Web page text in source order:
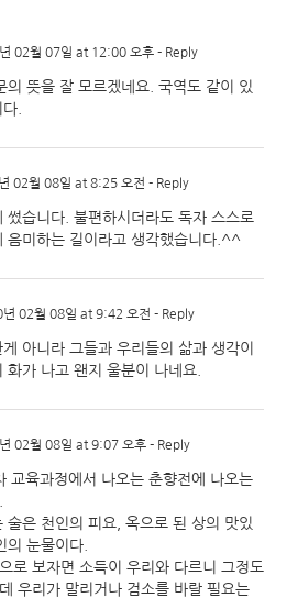
02월 07일 at 12:00 오후 - Reply
의 뜻을 잘 모르겠네요. 국역도 같이 있
.
02월 08일 at 8:25 오전 - Reply
썼습니다. 불편하시더라도 독자 스스로
음미하는 길이라고 생각했습니다.^^
년 02월 08일 at 9:42 오전 - Reply
아니라 그들과 우리들의 삶과 생각이
화가 나고 왠지 울분이 나네요.
02월 08일 at 9:07 오후 - Reply
교육과정에서 나오는 춘향전에 나오는
술은 천인의 피요, 옥으로 된 상의 맛있
의 눈물이다.
로 보자면 소득이 우리와 다르니 그정도
우리가 말리거나 검소를 바랄 필요는